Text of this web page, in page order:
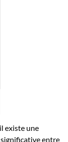
existe une
entre